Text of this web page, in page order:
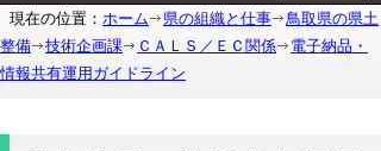
現在の位置： ホーム 県の組織と仕事
鳥取県の県土
整備
技術企画課 ＣＡＬＳ／ＥＣ関係
電子納品・
情報共有運用ガイドライン